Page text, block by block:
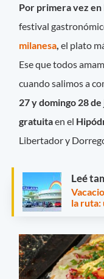
Por primera vez en
festival
milanesa el plato
Ese que todos
cuando salimos a
27 y domingo 28
gratuitaen el
Libertador y
Leé
la ruta: